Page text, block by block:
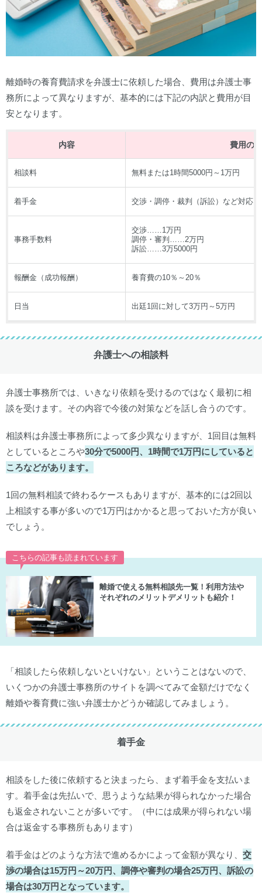
離婚時の養育費請求を弁護士に依頼した場合、費用は弁護士事
務所によって異なりますが、基本的には下記の内訳と費用が目
安となります。
内容 費用の
相談料 無料または1時間5000円～1万円
着手金 交渉・調停・裁判（訴訟）など対応
事務手数料
交渉……1万円
調停・審判……2万円
訴訟……3万5000円
報酬金（成功報酬） 養育費の10％～20％
日当 出廷1回に対して3万円～5万円
弁護士への相談料
弁護士事務所では、いきなり依頼を受けるのではなく最初に相
談を受けます。その内容で今後の対策などを話し合うのです。
相談料は弁護士事務所によって多少異なりますが、1回目は無料
としているところや30分で5000円、1時間で1万円にしていると
ころなどがあります。
1回の無料相談で終わるケースもありますが、基本的には2回以
上相談する事が多いので1万円はかかると思っておいた方が良い
でしょう。
こちらの記事も読まれています
離婚で使える無料相談先一覧！利用方法や
それぞれのメリットデメリットも紹介！
「相談したら依頼しないといけない」ということはないので、
いくつかの弁護士事務所のサイトを調べてみて金額だけでなく
離婚や養育費に強い弁護士かどうか確認してみましょう。
着手金
相談をした後に依頼すると決まったら、まず着手金を支払いま
す。着手金は先払いで、思うような結果が得られなかった場合
も返金されないことが多いです。（中には成果が得られない場
合は返金する事務所もあります）
着手金はどのような方法で進めるかによって金額が異なり、 交
渉の場合は15万円～20万円、調停や審判の場合25万円、訴訟の
場合は30万円となっています。